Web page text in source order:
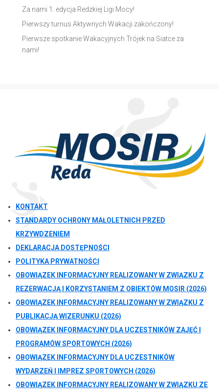
Za nami 1. edycja Redzkiej Ligi Mocy!
Pierwszy turnus Aktywnych Wakacji zakończony!
Pierwsze spotkanie Wakacyjnych Trójek na Siatce za
nami!
KONTAKT
STANDARDY OCHRONY MAŁOLETNICH PRZED
KRZYWDZENIEM
DEKLARACJA DOSTĘPNOŚCI
POLITYKA PRYWATNOŚCI
OBOWIĄZEK INFORMACYJNY REALIZOWANY W ZWIĄZKU Z
REZERWACJĄ I KORZYSTANIEM Z OBIEKTÓW MOSIR (2026)
OBOWIĄZEK INFORMACYJNY REALIZOWANY W ZWIĄZKU Z
PUBLIKACJĄ WIZERUNKU (2026)
OBOWIĄZEK INFORMACYJNY DLA UCZESTNIKÓW ZAJĘĆ I
PROGRAMÓW SPORTOWYCH (2026)
OBOWIĄZEK INFORMACYJNY DLA UCZESTNIKÓW
WYDARZEŃ I IMPREZ SPORTOWYCH (2026)
OBOWIĄZEK INFORMACYJNY REALIZOWANY W ZWIĄZKU ZE